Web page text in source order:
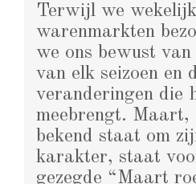
Terwijl we
warenmarkten
we ons bewust
van elk seizoen en
veranderingen die
meebrengt. Maart,
bekend staat om
karakter, staat
gezegde “Maart